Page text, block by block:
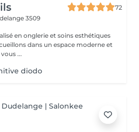
72
3509
en onglerie et soins esthétiques
...
diodo